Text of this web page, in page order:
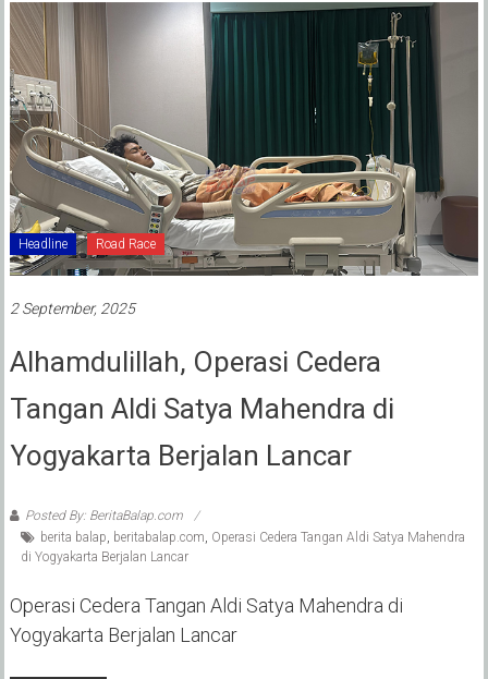
Headline Road Race
2 September, 2025
Alhamdulillah, Operasi Cedera
Tangan Aldi Satya Mahendra di
Yogyakarta Berjalan Lancar
Posted By: BeritaBalap.com
berita balap beritabalap.com Operasi Cedera Tangan Aldi Satya Mahendra
di Yogyakarta Berjalan Lancar
Operasi Cedera Tangan Aldi Satya Mahendra di
Yogyakarta Berjalan Lancar